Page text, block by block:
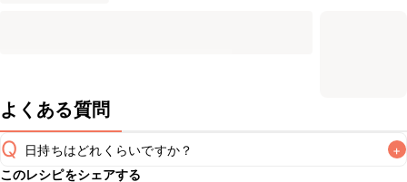
よくある質問
Q 日持ちはどれくらいですか？
+
このレシピをシェアする